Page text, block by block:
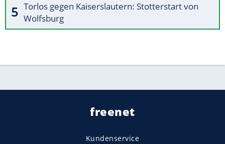
Torlos gegen Kaiserslautern: Stotterstart von
Wolfsburg
freenet
Kundenservice